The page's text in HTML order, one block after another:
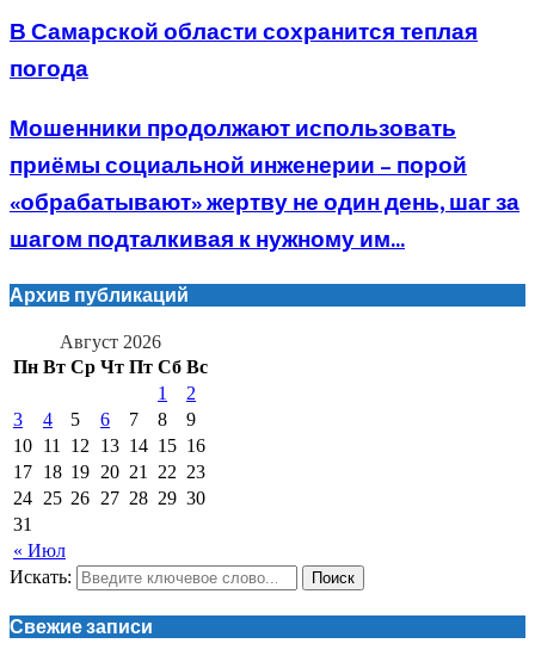
В Самарской области сохранится теплая
погода
Мошенники продолжают использовать
приёмы социальной инженерии – порой
«обрабатывают» жертву не один день, шаг за
шагом подталкивая к нужному им...
Архив публикаций
Август 2026
Пн Вт Ср Чт Пт Сб Вс
« Июл
1
2
3
4 5 6 7 8
9
10 11 12 13 14 15 16
17 18 19 20 21 22 23
24 25 26 27 28 29 30
31
Искать: Поиск
Свежие записи